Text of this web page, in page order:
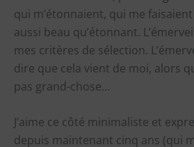
qui m’étonnaient, qui me
aussi beau qu’étonnant.
mes critères de sélection.
dire que cela vient de moi, alors
pas grand-chose…
J’aime ce côté minimaliste et
depuis maintenant cinq ans (qui